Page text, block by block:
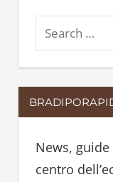
e
a
r
c
News,
centro